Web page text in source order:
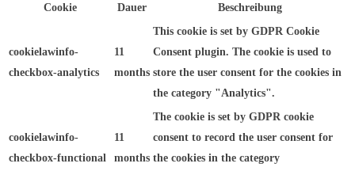
Cookie
Dauer Beschreibung
cookielawinfo-
checkbox-analytics
11
months
This cookie is set by GDPR Cookie
Consent plugin. The cookie is used to
store the user consent for the cookies in
the category "Analytics".
cookielawinfo-
checkbox-functional
11
months
The cookie is set by GDPR cookie
consent to record the user consent for
the cookies in the category